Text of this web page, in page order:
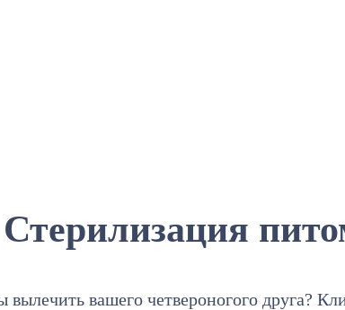
Стерилизация
вашего четвероногого друга?